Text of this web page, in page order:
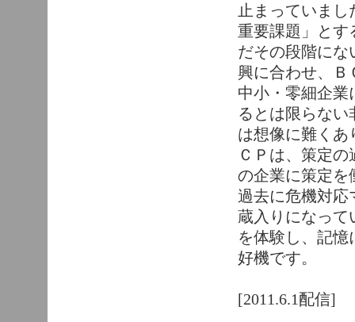
止まっていま
重要課題」とす
だその段階にな
興に合わせ、Ｂ
中小・零細企業
るとは限らな
は想像に難くあ
ＣＰは、策定
の企業に策定を
過去に危機対応
蔵入りになって
を体験し、記
好機です。
[2011.6.1配信]